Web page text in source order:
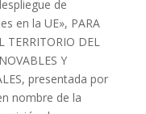
de
en la UE», PARA
TERRITORIO DEL
Y
presentada por
nombre de la